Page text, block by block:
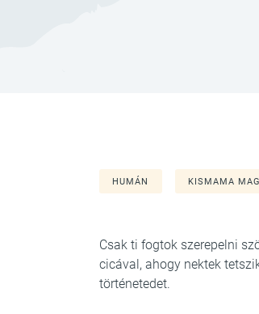
HUMÁN KISMAMA
Csak ti fogtok szerepelni
cicával, ahogy nektek
történetedet.